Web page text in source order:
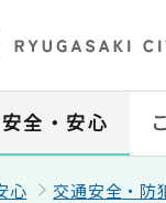
安全・安心
心 交通安全・防